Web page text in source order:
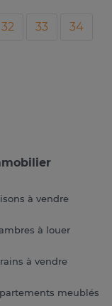
32 33 34
à vendre
à louer
à vendre
meublés